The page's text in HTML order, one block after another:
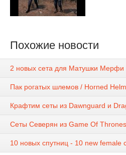
Похожие новости
2 новых сета для Матушки Мерфи
Пак рогатых шлемов / Horned
Крафтим сеты из Dawnguard и
Сеты Северян из Game Of Thrones
10 новых спутниц - 10 new female